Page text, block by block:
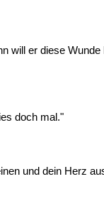
will er diese
doch mal."
und dein Herz